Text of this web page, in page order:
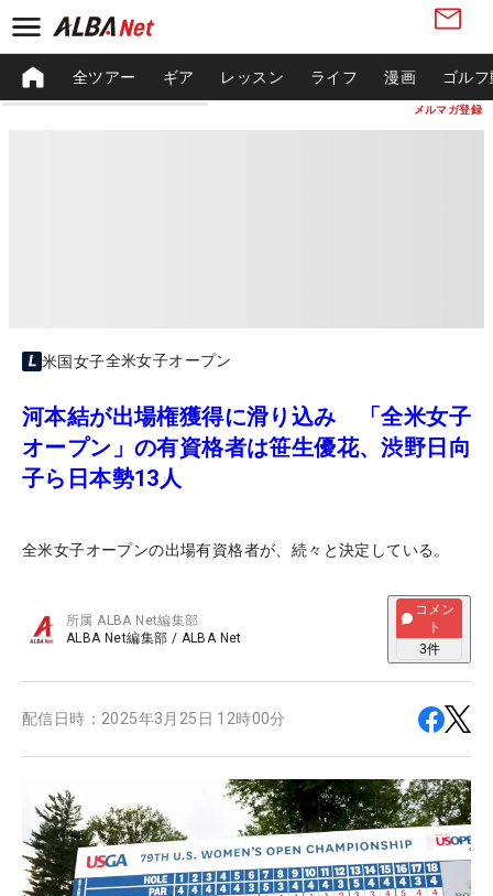
メルマガ登録
全ツアー ギア レッスン ライフ 漫画 ゴル
米国女子全米女子オープン
河本結が出場権獲得に滑り込み 「全米女子
オープン」の有資格者は笹生優花、渋野日向
子ら日本勢13人
全米女子オープンの出場有資格者が、続々と決定している。
所属ALBA Net編集部
ALBA Net編集部 / ALBA Net
コメン
ト
3件
配信日時： 2025年3月25日 12時00分